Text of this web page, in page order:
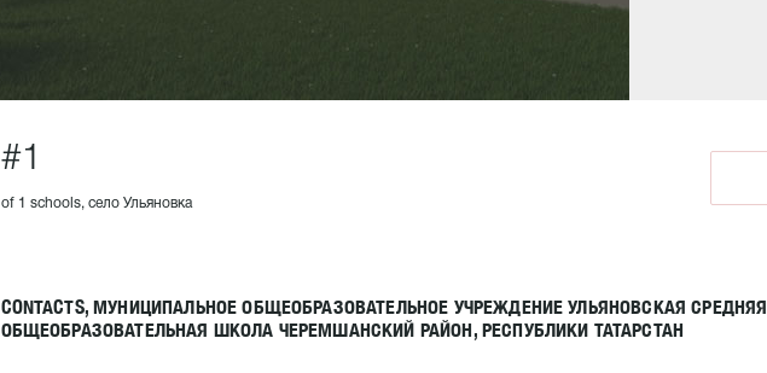
#1
of 1 schools, село Ульяновка
CONTACTS, МУНИЦИПАЛЬНОЕ ОБЩЕОБРАЗОВАТЕЛЬНОЕ УЧРЕЖДЕНИЕ УЛЬЯНОВСКАЯ СРЕДНЯЯ
ОБЩЕОБРАЗОВАТЕЛЬНАЯ ШКОЛА ЧЕРЕМШАНСКИЙ РАЙОН, РЕСПУБЛИКИ ТАТАРСТАН